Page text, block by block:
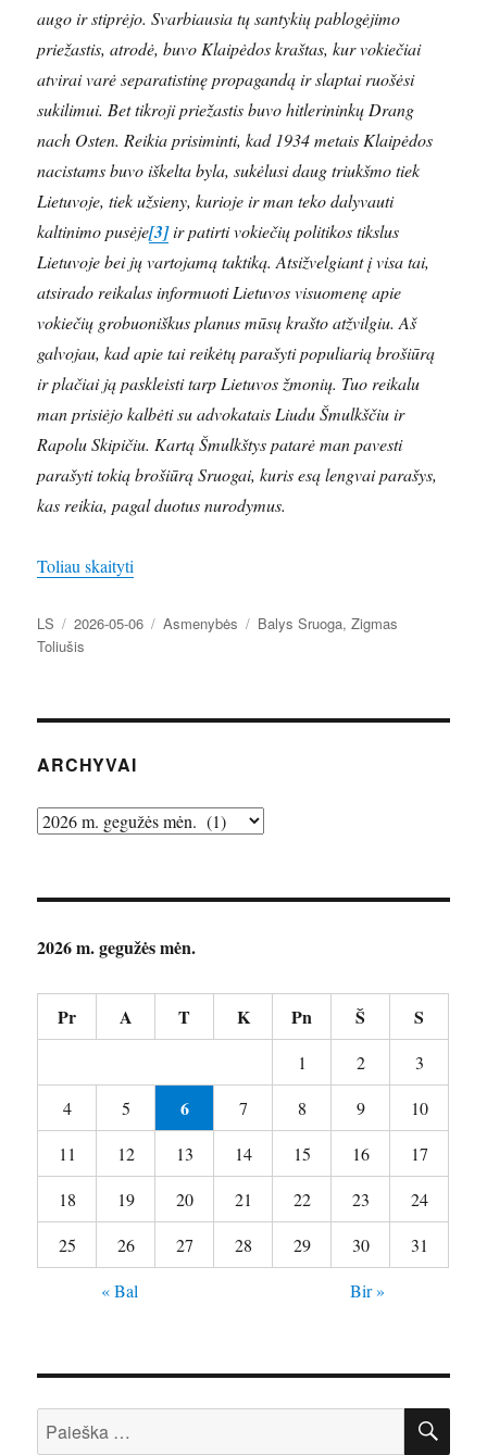
augo ir stiprėjo. Svarbiausia tų santykių pablogėjimo
priežastis, atrodė, buvo Klaipėdos kraštas, kur vokiečiai
atvirai varė separatistinę propagandą ir slaptai ruošėsi
sukilimui. Bet tikroji priežastis buvo hitlerininkų Drang
nach Osten. Reikia prisiminti, kad 1934 metais Klaipėdos
nacistams buvo iškelta byla, sukėlusi daug triukšmo tiek
Lietuvoje, tiek užsieny, kurioje ir man teko dalyvauti
kaltinimo pusėje[3]ir patirti vokiečių politikos tikslus
Lietuvoje bei jų vartojamą taktiką. Atsižvelgiant į visa tai,
atsirado reikalas informuoti Lietuvos visuomenę apie
vokiečių grobuoniškus planus mūsų krašto atžvilgiu. Aš
galvojau, kad apie tai reikėtų parašyti populiarią brošiūrą
ir plačiai ją paskleisti tarp Lietuvos žmonių. Tuo reikalu
man prisiėjo kalbėti su advokatais Liudu Šmulkščiu ir
Rapolu Skipičiu. Kartą Šmulkštys patarė man pavesti
parašyti tokią brošiūrą Sruogai, kuris esą lengvai parašys,
kas reikia, pagal duotus nurodymus.
Toliau skaityti
Autorius
LS Paskelbta
2026-05-06 Kategorijos
Asmenybės Žymos
Balys Sruoga,Zigmas
Toliušis
ARCHYVAI
Archyvai
2026 m. gegužės mėn.
Pr A T K Pn Š S
1 2
3
4
5 6 7 8 9
10
11
12 13 14 15 16
17
18
19 20 21 22 23
24
25
26 27 28 29 30
31
« Bal
Bir »
Ieškoti: